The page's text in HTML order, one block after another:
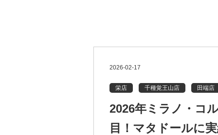
2026-02-17
栄店 千種覚王山店 田端店
2026年ミラノ・コ
目！マタドールに